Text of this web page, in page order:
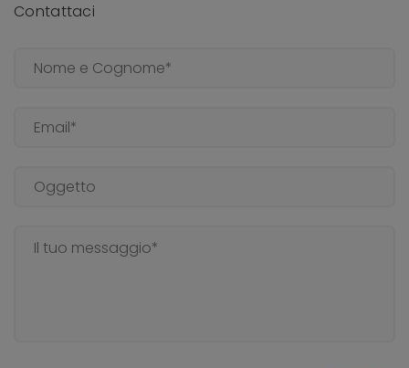
Contattaci